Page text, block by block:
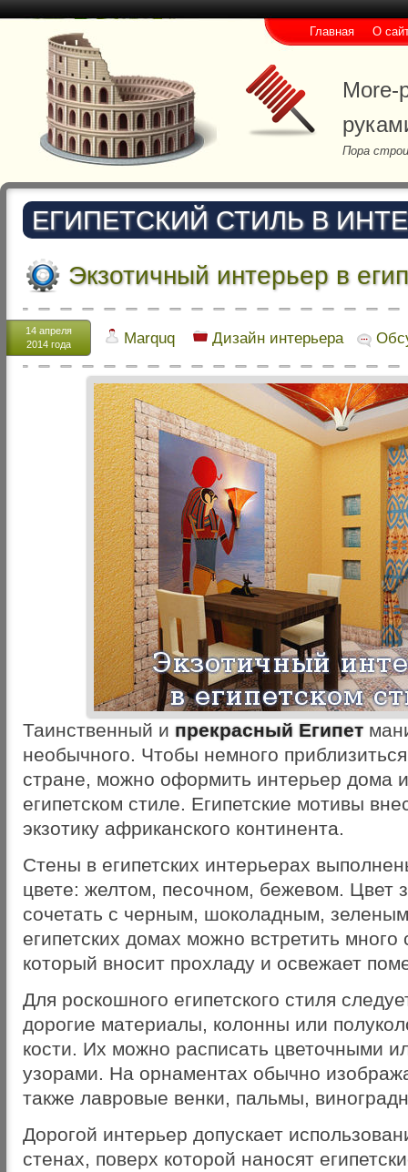
More-
Пора
Главная О
ЕГИПЕТСКИЙ СТИЛЬ В
Экзотичный интерьер в
14 апреля
2014 года
Marquq Дизайн интерьера
Таинственный и прекрасный Египет
необычного. Чтобы немного
стране, можно оформить интерьер дома
египетском стиле. Египетские мотивы
экзотику африканского континента.
Стены в египетских интерьерах
цвете: желтом, песочном, бежевом. Цвет
сочетать с черным, шоколадным,
египетских домах можно встретить много
который вносит прохладу и освежает
Для роскошного египетского стиля
дорогие материалы, колонны или
кости. Их можно расписать цветочными
узорами. На орнаментах обычно
также лавровые венки, пальмы,
Дорогой интерьер допускает
стенах, поверх которой наносят